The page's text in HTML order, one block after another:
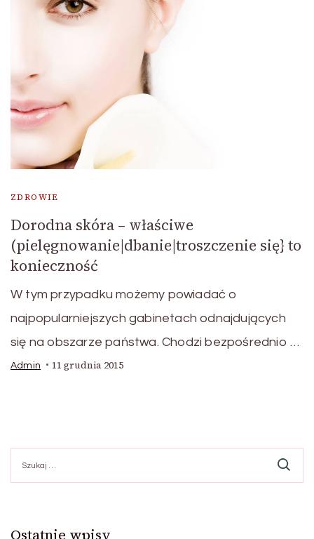
ZDROWIE
Dorodna skóra – właściwe
(pielęgnowanie|dbanie|troszczenie się} to
konieczność
W tym przypadku możemy powiadać o
najpopularniejszych gabinetach odnajdujących
się na obszarze państwa. Chodzi bezpośrednio …
Admin 11 grudnia 2015
Ostatnie wpisy